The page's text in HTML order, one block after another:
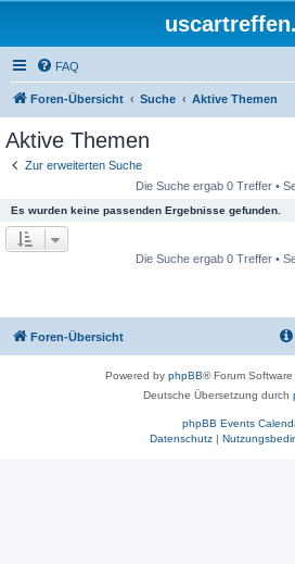
FAQ
Foren-Übersicht Suche Aktive Themen
Aktive Themen
Zur erweiterten Suche
Die Suche ergab 0 Treffer •
Es wurden keine passenden Ergebnisse gefunden.
Die Suche ergab 0 Treffer •
Foren-Übersicht
Powered by phpBB® Forum
Deutsche Übersetzung durch
phpBB Events
Datenschutz|